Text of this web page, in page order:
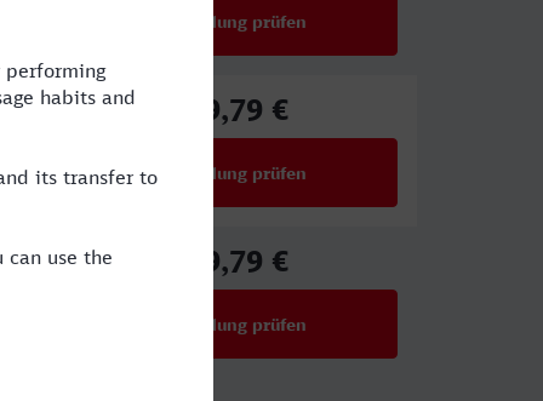
Verbindung prüfen
39,79 €
Verbindung prüfen
39,79 €
Verbindung prüfen